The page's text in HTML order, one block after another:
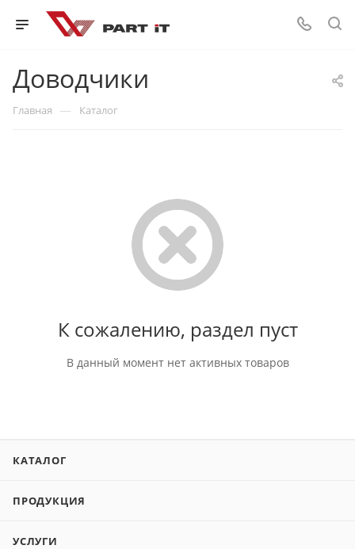
Доводчики
Главная — Каталог
К сожалению, раздел пуст
В данный момент нет активных товаров
КАТАЛОГ
ПРОДУКЦИЯ
УСЛУГИ